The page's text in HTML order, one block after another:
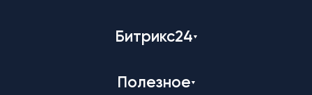
Битрикс24
Полезное